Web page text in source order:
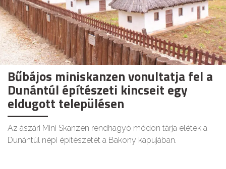
Bűbájos miniskanzen vonultatja fel a
Dunántúl építészeti kincseit egy
eldugott településen
Az ászári Mini Skanzen rendhagyó módon tárja elétek a
Dunántúl népi építészetét a Bakony kapujában.